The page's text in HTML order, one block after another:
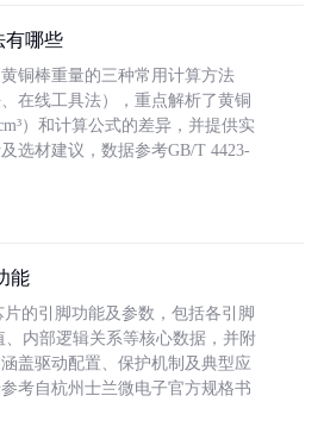
有哪些
铜棒重量的三种常用计算方法
在线工具法），重点解析了黄铜
）和计算公式的差异，并提供实
选材建议，数据参考GB/T 4423-
能
片的引脚功能及参数，包括各引脚
内部逻辑关系等核心数据，并附
盖驱动配置、保护机制及典型应
考自杭州士兰微电子官方规格书